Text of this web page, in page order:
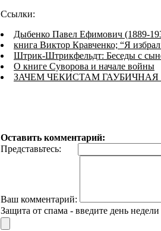
Ссылки:
Дыбенко Павел Ефимович (1889-
книга Виктор Кравченко; “Я
Штрик-Штрикфельдт: Беседы с
О книге Суворова и начале войны
ЗАЧЕМ ЧЕКИСТАМ
Оставить комментарий:
Представьтесь:
Ваш комментарий:
Защита от спама - введите день